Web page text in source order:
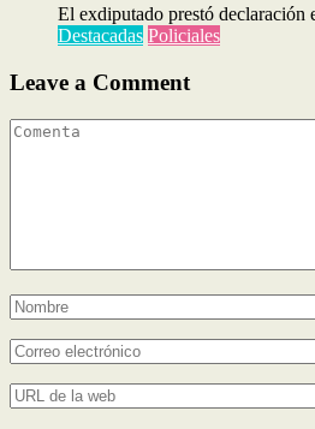
El exdiputado prestó declaración
Destacadas Policiales
Leave a Comment